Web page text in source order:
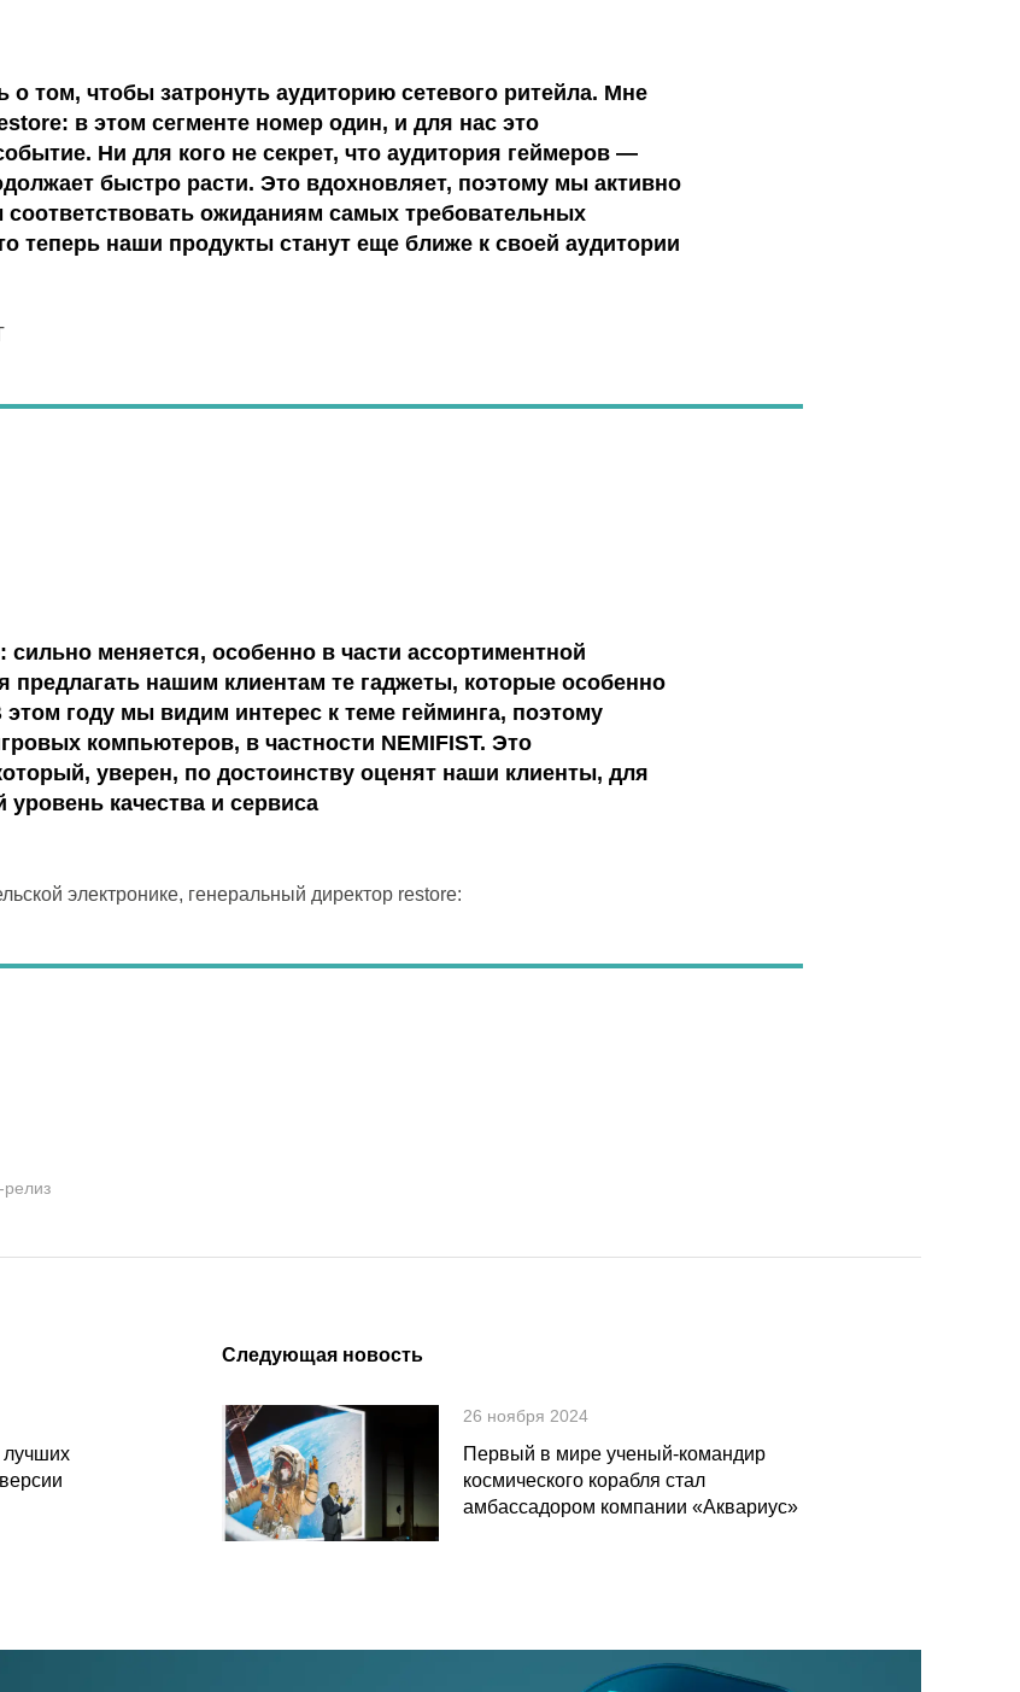
том, чтобы затронуть аудиторию сетевого ритейла. Мне
в этом сегменте номер один, и для нас это
Ни для кого не секрет, что аудитория геймеров —
быстро расти. Это вдохновляет, поэтому мы активно
ожиданиям самых требовательных
теперь наши продукты станут еще ближе к своей аудитории
меняется, особенно в части ассортиментной
предлагать нашим клиентам те гаджеты, которые особенно
году мы видим интерес к теме гейминга, поэтому
компьютеров, в частности NEMIFIST. Это
уверен, по достоинству оценят наши клиенты, для
качества и сервиса
электронике, генеральный директор restore:
лучших
Следующая новость
26 ноября 2024
Первый в мире ученый-командир
космического корабля стал
амбассадором компании «Аквариус»